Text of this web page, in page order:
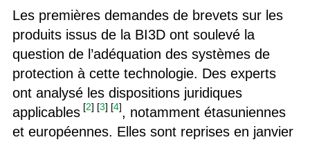
Les premières demandes de brevets sur les
produits issus de la BI3D ont soulevé la
question de l’adéquation des systèmes de
protection à cette technologie. Des experts
ont analysé les dispositions juridiques
applicables [2] [3] [4], notamment étasuniennes
et européennes. Elles sont reprises en janvier